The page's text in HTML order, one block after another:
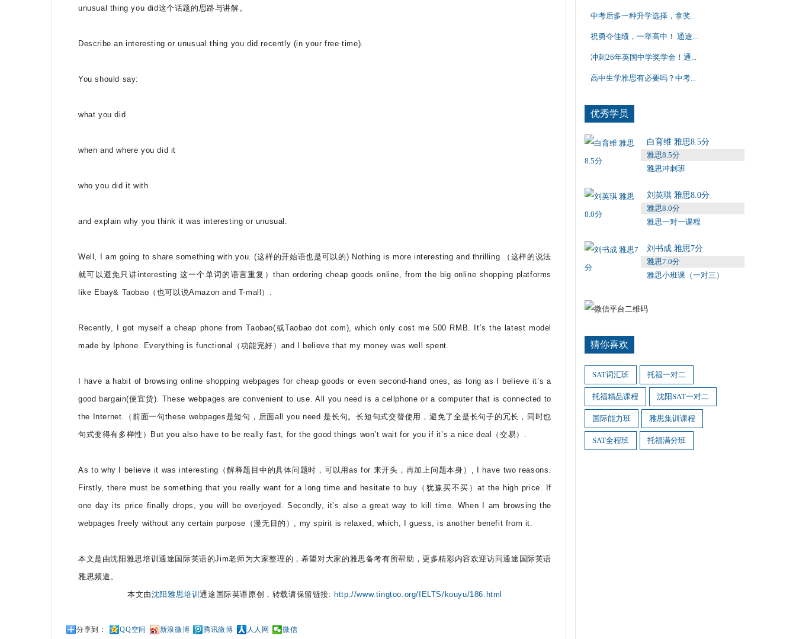
unusual thing you did这个话题的思路与讲解。
Describe an interesting or unusual thing you did recently (in your free time).
You should say:
what you did
when and where you did it
who you did it with
and explain why you think it was interesting or unusual.
Well, I am going to share something with you. (这样的开始语也是可以的) Nothing is more interesting and thrilling （这样的说法
就可以避免只讲interesting 这一个单词的语言重复）than ordering cheap goods online, from the big online shopping platforms
like Ebay& Taobao（也可以说Amazon and T-mall）.
Recently, I got myself a cheap phone from Taobao(或Taobao dot com), which only cost me 500 RMB. It’s the latest model
made by Iphone. Everything is functional（功能完好）and I believe that my money was well spent.
I have a habit of browsing online shopping webpages for cheap goods or even second-hand ones, as long as I believe it’s a
good bargain(便宜货). These webpages are convenient to use. All you need is a cellphone or a computer that is connected to
the Internet.（前面一句these webpages是短句，后面all you need 是长句。长短句式交替使用，避免了全是长句子的冗长，同时也
句式变得有多样性）But you also have to be really fast, for the good things won’t wait for you if it’s a nice deal（交易）.
As to why I believe it was interesting（解释题目中的具体问题时，可以用as for 来开头，再加上问题本身）, I have two reasons.
Firstly, there must be something that you really want for a long time and hesitate to buy（犹豫买不买）at the high price. If
one day its price finally drops, you will be overjoyed. Secondly, it’s also a great way to kill time. When I am browsing the
webpages freely without any certain purpose（漫无目的）, my spirit is relaxed, which, I guess, is another benefit from it.
本文是由沈阳雅思培训通途国际英语的Jim老师为大家整理的，希望对大家的雅思备考有所帮助，更多精彩内容欢迎访问通途国际英语
雅思频道。
本文由沈阳雅思培训通途国际英语原创，转载请保留链接: http://www.tingtoo.org/IELTS/kouyu/186.html
分享到： QQ空间 新浪微博 腾讯微博 人人网 微信
中考后多一种升学选择，拿奖...
祝勇夺佳绩，一举高中！ 通途...
冲刺26年英国中学奖学金！通...
高中生学雅思有必要吗？中考...
优秀学员
白育维 雅思8.5分
雅思8.5分
雅思冲刺班
刘英琪 雅思8.0分
雅思8.0分
雅思一对一课程
刘书成 雅思7分
雅思7.0分
雅思小班课（一对三）
猜你喜欢
SAT词汇班 托福一对二
托福精品课程 沈阳SAT一对二
国际能力班 雅思集训课程
SAT全程班 托福满分班